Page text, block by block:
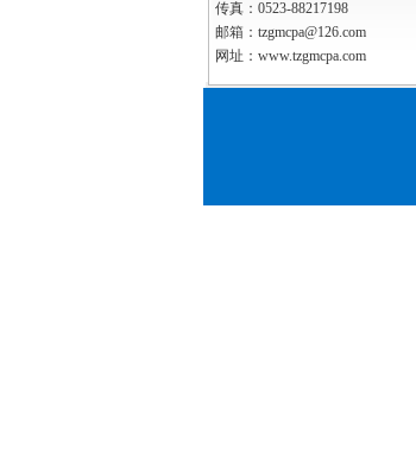
传真：0523-88217198
邮箱：tzgmcpa@126.com
网址：www.tzgmcpa.com